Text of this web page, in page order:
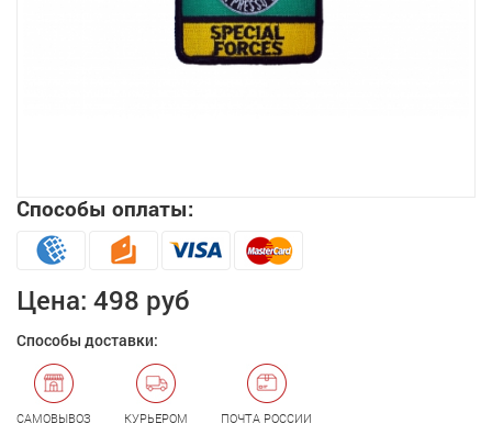
Способы оплаты:
Цена: 498 руб
Способы доставки:
САМОВЫВОЗ КУРЬЕРОМ ПОЧТА РОССИИ